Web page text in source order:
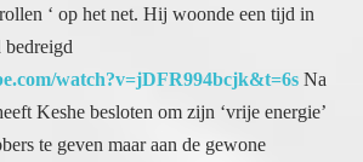
watch?v=jDFR994bcjk&t=6sNa
al deze afwijzingen heeft Keshe besloten om zijn ‘vrije energie’
niet aan de machthebbers te geven maar aan de gewone
bevolking. Hij heeft toen overal mensen opgeleid met zijn
kennis. In Europa, in Afrika, zodat zij de kennis konden
doorgeven aan arme mensen overal te wereld. Gevolg is dat je in
Afrika op een plaats waar geen elektriciteit is mensen kunt
aantreffen die toch hun eten koken op een fornuis gevoed door
vrije energie. Energie die niets kost. Ik ken mensen die
workshops hebben gevolgd bij hem in NL en België en die nu
hun energierekening heel veel naar beneden hebben kunnen
brengen door tussen hun hoofdschakelaar en de instroom in hun
huis een Keshe apparaat te plaatsen die vrije energie invoert.
Jarenlang heb ik Keshe en zijn ideeën en de uitwerking ervan
gevolgd en bestudeerd. Afgelopen week kwam ik via, via weer
in aanraking met zijn prachtige en bijzondere werk, door een
vriend die een Fransman heeft ontmoet die een praktijk is
begonnen, waarin mensen die ziek zijn of anderszins een
energietekort hebben, onder een plasma energie apparaat kunnen
komen liggen, waarna ze zich als herboren voelen, hun energie
terug op peil. Een apparaat volledig gebaseerd op de Keshe
techniek. Het zette mij ertoe aan mij opnieuw te verdiepen in wat
deze geweldige man doet voor de mensheid ondanks de
tegenwerking van degenen die de macht hebben. De mensen met
macht die zoveel goeds zouden kunnen doen voor de wereld en
het weigeren zelfs al wordt het hen gratis aangeboden. Nu ik
weet dat Europa de demonstraties voor het klimaat aanspoort en
steunt en op allerlei plaatsen zelf heeft georganiseerd. Ben ik
meer dan achterdochtig.. en doe ik niet mee, want ook hier geldt:
het is niet wat het lijkt. Het is in elk geval het toppunt van